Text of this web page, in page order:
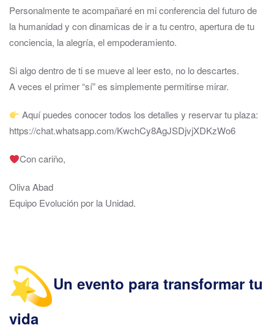
Personalmente te acompañaré en mi conferencia del futuro de
la humanidad y con dinamicas de ir a tu centro, apertura de tu
conciencia, la alegría, el empoderamiento.
Si algo dentro de ti se mueve al leer esto, no lo descartes.
A veces el primer “sí” es simplemente permitirse mirar.
Aquí puedes conocer todos los detalles y reservar tu plaza:
https://chat.whatsapp.com/KwchCy8AgJSDjvjXDKzWo6
Con cariño,
Oliva Abad
Equipo Evolución por la Unidad.
Un evento para transformar tu
vida